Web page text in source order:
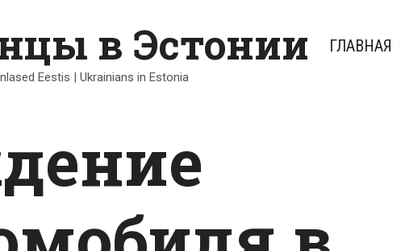
в Эстонии
Eestis | Ukrainians in Estonia
ГЛАВНАЯ